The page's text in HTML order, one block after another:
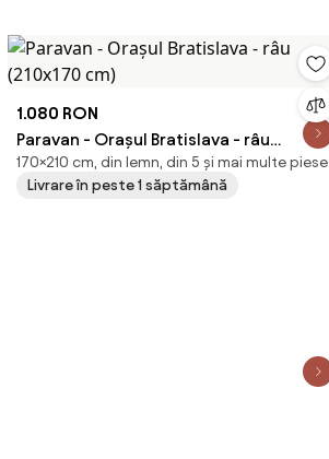
1.080 RON
Paravan - Orașul Bratislava - râu
(210x170 cm)
170×210 cm, din lemn, din 5 și mai multe piese
Livrare în peste 1 săptămână